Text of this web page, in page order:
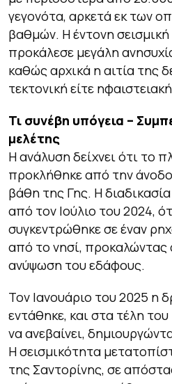
γεγονότα, αρκετά εκ των
βαθμών. Η έντονη
προκάλεσε μεγάλη
καθώς αρχικά η αιτία της
τεκτονική είτε
Τι συνέβη υπόγεια –
μελέτης
Η ανάλυση δείχνει ότι το
προκλήθηκε από την
βάθη της Γης. Η διαδικασία
από τον Ιούλιο του 2024,
συγκεντρώθηκε σε έναν
από το νησί, προκαλώντας
ανύψωση του εδάφους.
Τον Ιανουάριο του 2025 η
εντάθηκε, και στα τέλη
να ανεβαίνει,
Η σεισμικότητα
της Σαντορίνης, σε